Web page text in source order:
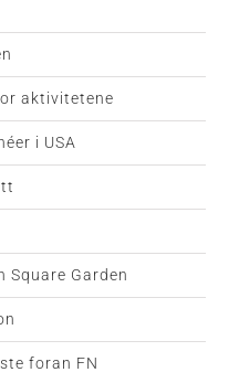
aktivitetene
i USA
Square Garden
foran FN